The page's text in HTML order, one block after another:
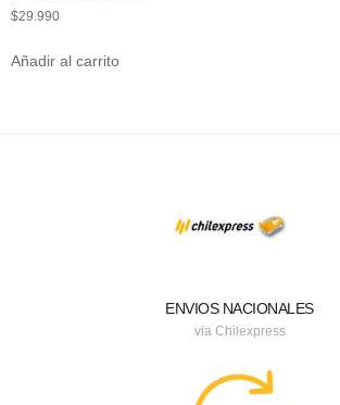
$29.990
Añadir al carrito
ENVIOS NACIONALES
via Chilexpress